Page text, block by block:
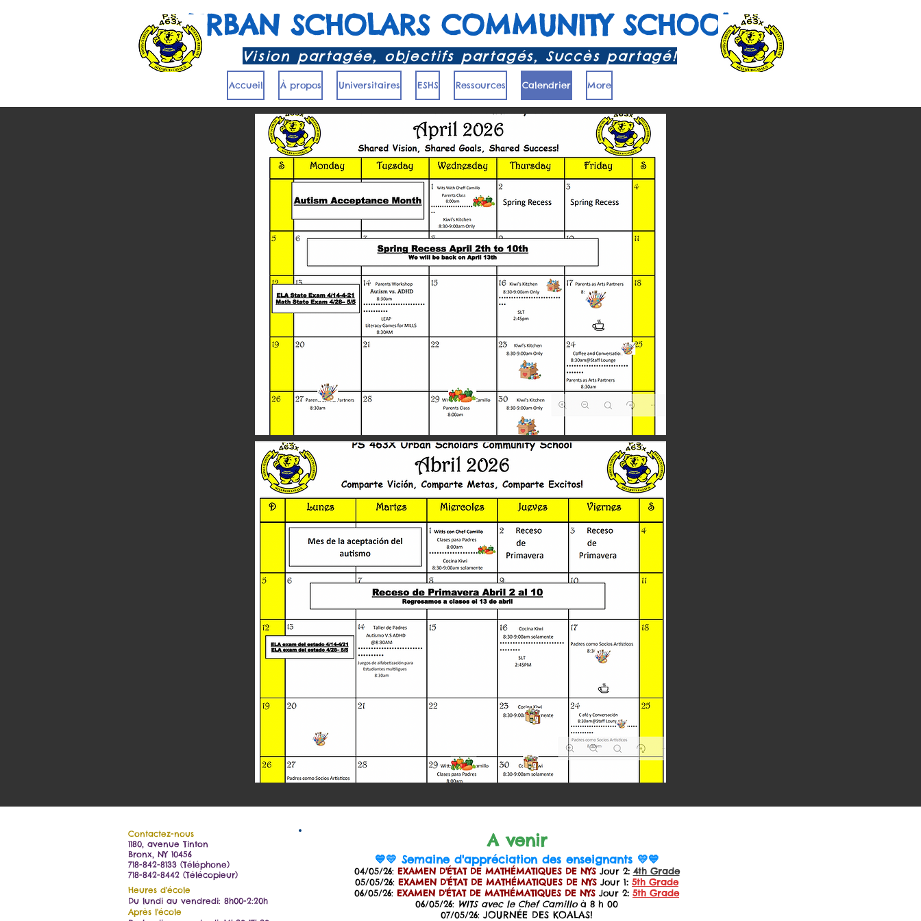
URBAN SCHOLARS COMMUNITY SCHOOL
Vision partagée, objectifs partagés, Succès partagé!
Accueil À propos Universitaires ESHS Ressources Calendrier More
Contactez-nous
1180, avenue Tinton
Bronx, NY 10456
718-842-8133 (Téléphone)
718-842-8442 (Télécopieur)
Heures d'école
Du lundi au vendredi: 8h00-2:20h
Après l'école
A venir
💙💛 Semaine d'appréciation des enseignants 💛💙
04/05/26: EXAMEN D'ÉTAT DE MATHÉMATIQUES DE NYS Jour 2: 4th Grade​
05/05/26: EXAMEN D'ÉTAT DE MATHÉMATIQUES DE NYS Jour 1: 5th Grade​
06/05/26: EXAMEN D'ÉTAT DE MATHÉMATIQUES DE NYS Jour 2: 5th Grade​
06/05/26: WITS avec le Chef Camillo à 8 h 00
07/05/26: JOURNÉE DES KOALAS!